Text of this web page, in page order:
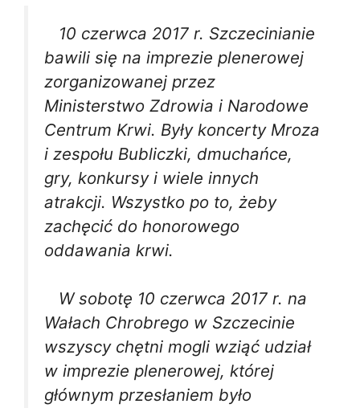
10 czerwca 2017 r. Szczecinianie
bawili się na imprezie plenerowej
zorganizowanej przez
Ministerstwo Zdrowia i Narodowe
Centrum Krwi. Były koncerty Mroza
i zespołu Bubliczki, dmuchańce,
gry, konkursy i wiele innych
atrakcji. Wszystko po to, żeby
zachęcić do honorowego
oddawania krwi.
W sobotę 10 czerwca 2017 r. na
Wałach Chrobrego w Szczecinie
wszyscy chętni mogli wziąć udział
w imprezie plenerowej, której
głównym przesłaniem było